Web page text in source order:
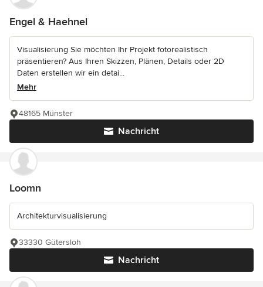
Engel & Haehnel
Visualisierung Sie möchten Ihr Projekt fotorealistisch
präsentieren? Aus Ihren Skizzen, Plänen, Details oder 2D
Daten erstellen wir ein detai...
Mehr
Nachricht
48165 Münster
Loomn
Architekturvisualisierung
Nachricht
33330 Gütersloh